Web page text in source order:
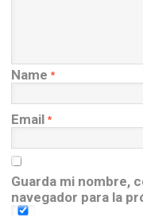
Name *
Email *
Guarda mi nombre,
navegador para la